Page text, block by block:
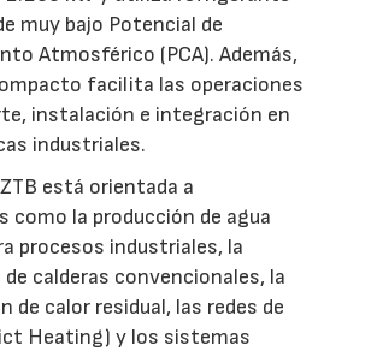
muy bajo Potencial de
Atmosférico (PCA). Además,
facilita las operaciones
instalación e integración en
industriales.
está orientada a
como la producción de agua
procesos industriales, la
calderas convencionales, la
de calor residual, las redes de
Heating) y los sistemas